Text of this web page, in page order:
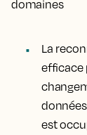
domaines
La
efficace
est